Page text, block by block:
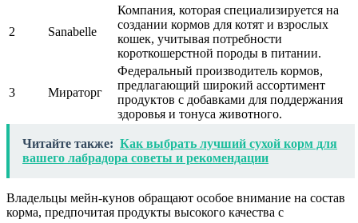
2 Sanabelle
Компания, которая специализируется на
создании кормов для котят и взрослых
кошек, учитывая потребности
короткошерстной породы в питании.
3 Мираторг
Федеральный производитель кормов,
предлагающий широкий ассортимент
продуктов с добавками для поддержания
здоровья и тонуса животного.
Читайте также: Как выбрать лучший сухой корм для
вашего лабрадора советы и рекомендации
Владельцы мейн-кунов обращают особое внимание на состав
корма, предпочитая продукты высокого качества с